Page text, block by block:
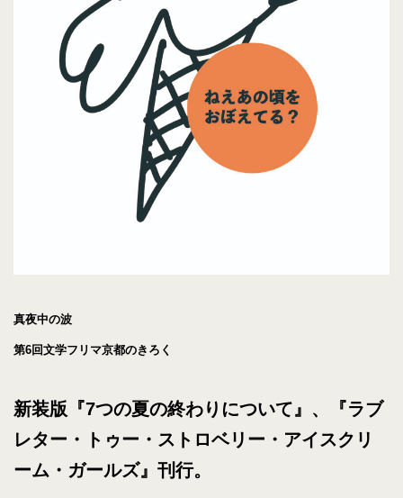
真夜中の波
第6回文学フリマ京都のきろく
新装版『7つの夏の終わりについて』、『ラブ
レター・トゥー・ストロベリー・アイスクリ
ーム・ガールズ』刊行。